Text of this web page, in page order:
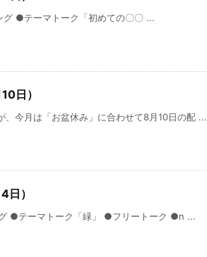
●テーマトーク「初めての〇〇 ...
日）
、今月は「お盆休み」に合わせて8月10日の配 ...
日）
●テーマトーク「緑」 ●フリートーク ●n ...